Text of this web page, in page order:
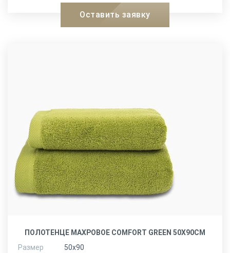
Оставить заявку
ПОЛОТЕНЦЕ МАХРОВОЕ COMFORT GREEN 50Х90СМ
Размер
50х90